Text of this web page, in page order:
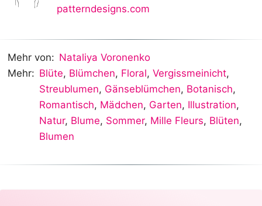
patterndesigns.com
Mehr von: Nataliya Voronenko
Mehr: Blüte, Blümchen, Floral,Vergissmeinicht,
Streublumen, Gänseblümchen, Botanisch,
Romantisch, Mädchen, Garten, Illustration,
Natur, Blume, Sommer, Mille Fleurs, Blüten,
Blumen